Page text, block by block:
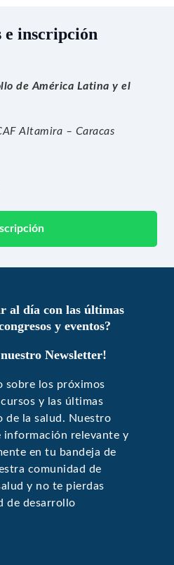
e inscripción
de América Latina y el
Altamira – Caracas
al día con las últimas
y eventos?
Newsletter!
sobre los próximos
y las últimas
de la salud. Nuestro
relevante y
en tu bandeja de
comunidad de
y no te pierdas
de desarrollo